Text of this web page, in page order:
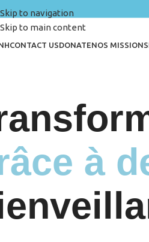
Skip to navigation
Skip to main content
CONTACT USDONATENOS MISSIONS
à